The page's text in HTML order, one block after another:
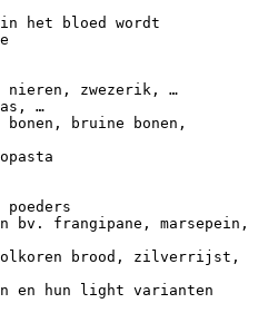
het bloed wordt
nieren, zwezerik, …
…
bruine bonen,
bv. frangipane, marsepein,
brood, zilverrijst,
en hun light varianten